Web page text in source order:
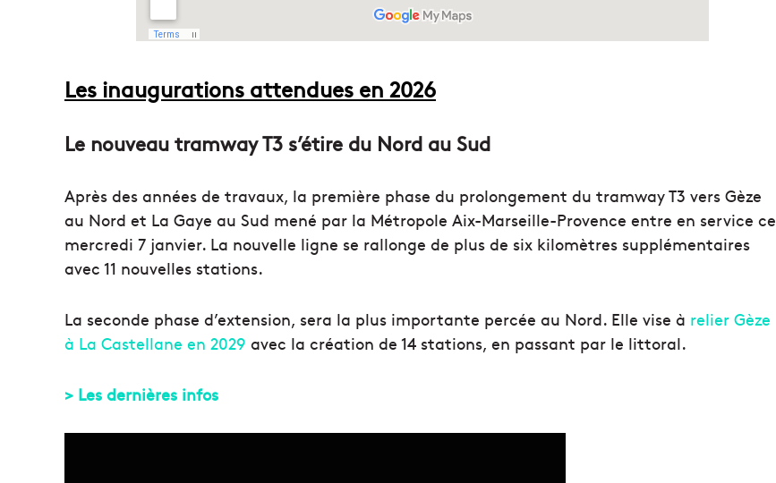
Les inaugurations attendues en 2026
Le nouveau tramway T3 s’étire du Nord au Sud
Après des années de travaux, la première phase du prolongement du tramway T3 vers Gèze
au Nord et La Gaye au Sud mené par la Métropole Aix-Marseille-Provence entre en service ce
mercredi 7 janvier. La nouvelle ligne se rallonge de plus de six kilomètres supplémentaires
avec 11 nouvelles stations.
La seconde phase d’extension, sera la plus importante percée au Nord. Elle vise à relier Gèze
à La Castellane en 2029 avec la création de 14 stations, en passant par le littoral.
> Les dernières infos